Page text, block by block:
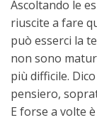
Ascoltando le
riuscite a fare
può esserci la
non sono
più difficile.
pensiero,
E forse a volte